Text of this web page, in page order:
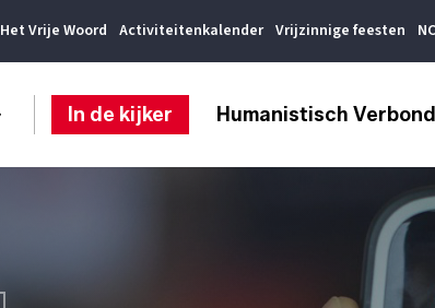
Het Vrije Woord Activiteitenkalender Vrijzinnige feesten
In de kijker Humanistisch Verbond